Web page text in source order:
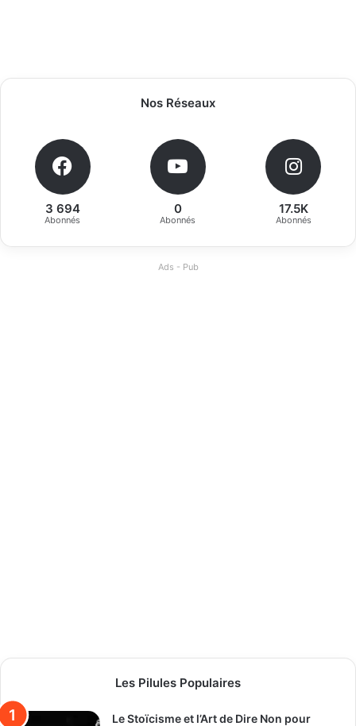
Nos Réseaux
3 694
Abonnés
0
Abonnés
17.5K
Abonnés
Ads - Pub
Les Pilules Populaires
Le Stoïcisme et l’Art de Dire Non pour